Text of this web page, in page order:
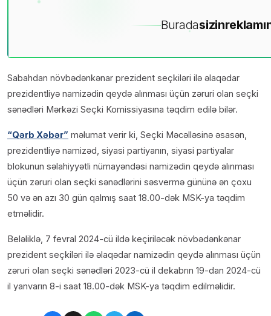
Buradasizin
Sabahdan növbədənkənar prezident seçkiləri ilə əlaqədar
prezidentliyə namizədin qeydə alınması üçün zəruri olan seçki
sənədləri Mərkəzi Seçki Komissiyasına təqdim edilə bilər.
“Qərb Xəbər” məlumat verir ki, Seçki Məcəlləsinə əsasən,
prezidentliyə namizəd, siyasi partiyanın, siyasi partiyalar
blokunun səlahiyyətli nüma­yəndəsi nаmizədin qeydə alınması
üçün zəruri olan seçki sənədlərini səsvermə gününə ən çoxu
50 və ən azı 30 gün qalmış saat 18.00-dək MSK-ya təqdim
etməlidir.
Beləliklə, 7 fevral 2024-cü ildə keçiriləcək növbədənkənar
prezident seçkiləri ilə əlaqədar nаmizədin qeydə alınması üçün
zəruri olan seçki sənədləri 2023-cü il dekabrın 19-dan 2024-cü
il yanvarın 8-i saat 18.00-dək MSK-ya təqdim edilməlidir.